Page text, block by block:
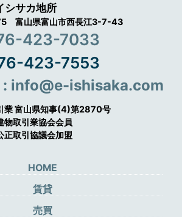
シサカ地所
富山県富山市西長江3-7-43
423-7033
423-7553
info@e-ishisaka.com
業 富山県知事(4)第2870号
物取引業協会会員
正取引協議会加盟
HOME
賃貸
売買